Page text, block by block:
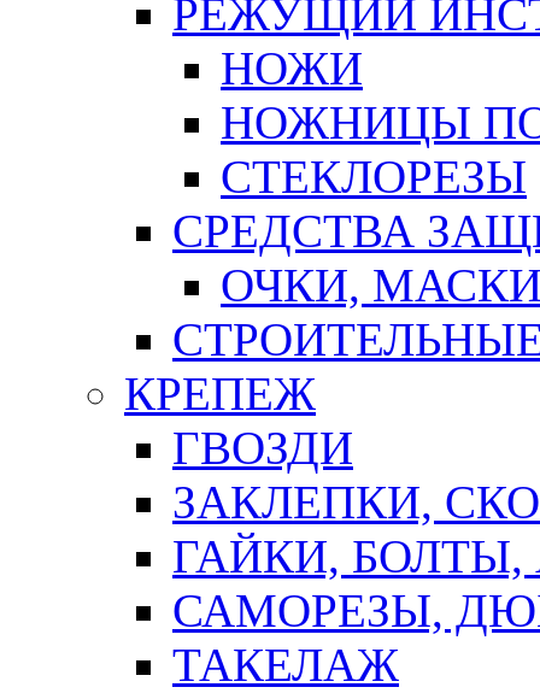
РЕЖУЩИЙ
НОЖИ
НОЖНИЦЫ
СТЕКЛОРЕЗЫ
СРЕДСТВА
ОЧКИ,
КРЕПЕЖ
ГВОЗДИ
ЗАКЛЕПКИ,
ГАЙКИ,
САМОРЕЗЫ,
ТАКЕЛАЖ